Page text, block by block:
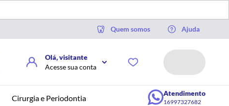
Quem somos Ajuda
Olá, visitante
Acesse sua conta
Cirurgia e Periodontia
Atendimento
16997327682